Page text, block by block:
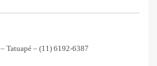
Tatuapé – (11) 6192-6387